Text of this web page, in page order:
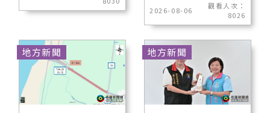
2026-08-06
觀看人次：
8026
地方新聞 地方新聞